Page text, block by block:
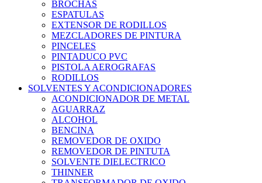
BROCHAS
ESPATULAS
EXTENSOR DE RODILLOS
MEZCLADORES DE PINTURA
PINCELES
PINTADUCO PVC
PISTOLA AEROGRAFAS
RODILLOS
SOLVENTES Y ACONDICIONADORES
ACONDICIONADOR DE METAL
AGUARRAZ
ALCOHOL
BENCINA
REMOVEDOR DE OXIDO
REMOVEDOR DE PINTUTA
SOLVENTE DIELECTRICO
THINNER